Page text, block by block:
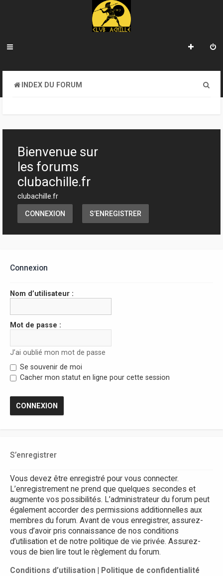
INDEX DU FORUM
h
Bienvenue sur
les forums
clubachille.fr
clubachille.fr
CONNEXION S’ENREGISTRER
Connexion
Nom d’utilisateur :
Mot de passe :
J’ai oublié mon mot de passe
Se souvenir de moi
Cacher mon statut en ligne pour cette session
S’enregistrer
Vous devez être enregistré pour vous connecter.
L’enregistrement ne prend que quelques secondes et
augmente vos possibilités. L’administrateur du forum peut
également accorder des permissions additionnelles aux
membres du forum. Avant de vous enregistrer, assurez-
vous d’avoir pris connaissance de nos conditions
d’utilisation et de notre politique de vie privée. Assurez-
vous de bien lire tout le règlement du forum.
Conditions d’utilisation Politique de confidentialité